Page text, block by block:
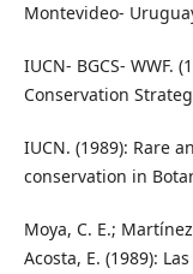
Montevideo-
IUCN- BGCS- WWF.
Conservation
IUCN. (1989): Rare
conservation in
Moya, C. E.;
Acosta, E. (1989):